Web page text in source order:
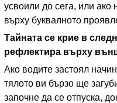
усвоили до сега, или
върху буквалното
Тайната се крие в
рефлектира върху
Ако водите застоял
тялото ви бързо ще
започне да се отпуска,